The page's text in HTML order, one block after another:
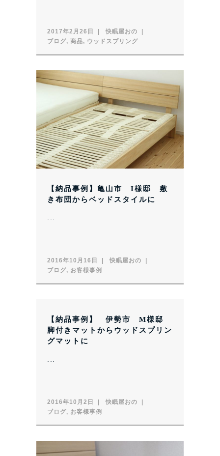
2017年2月26日
快眠屋おの
ブログ, 商品, ウッドスプリング
【納品事例】亀山市 I様邸 敷
き布団からベッドスタイルに
2016年10月16日
快眠屋おの
ブログ, お客様事例
【納品事例】 伊勢市 M様邸
脚付きマットからウッドスプリン
グマットに
2016年10月2日
快眠屋おの
ブログ, お客様事例